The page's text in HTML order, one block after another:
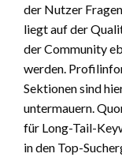
der Nutzer
liegt auf der
der Community
werden.
Sektionen sind
untermauern.
für Long-Tail-
in den Top-